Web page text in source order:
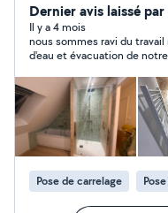
et orientations en
finitions haute gamme.
clients satisfait Pour toute demande en direct Ep2cs sur
Google Ou
Dernier avis laissé
Il y a 4 mois
nous sommes ravi du travail
d'eau et évacuation de
douche à l'italienne de a à
matériels,il est minutieux
avons eu confiance sans
Pose de carrelage